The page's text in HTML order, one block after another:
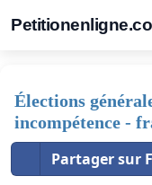
Élections
incompétence -
Partager sur